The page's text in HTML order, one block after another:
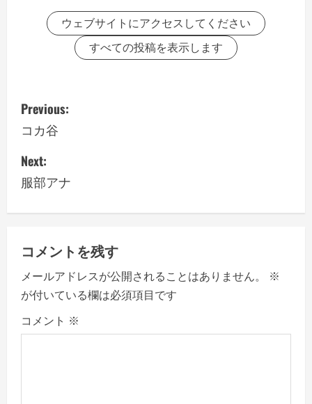
ウェブサイトにアクセスしてください
すべての投稿を表示します
P
o
s
t
n
a
v
i
g
Previous:
コカ谷
Next:
服部アナ
コメントを残す
メールアドレスが公開されることはありません。
※
が付いている欄は必須項目です
コメント ※